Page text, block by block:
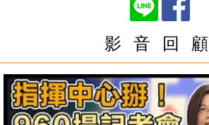
影 音 回 顧